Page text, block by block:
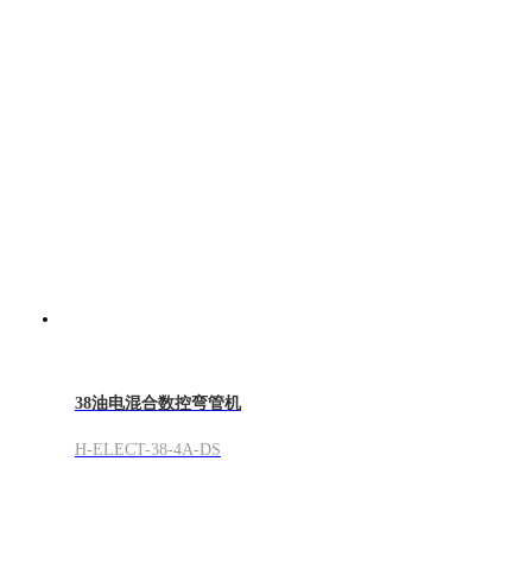
38油电混合数控弯管机
H-ELECT-38-4A-DS